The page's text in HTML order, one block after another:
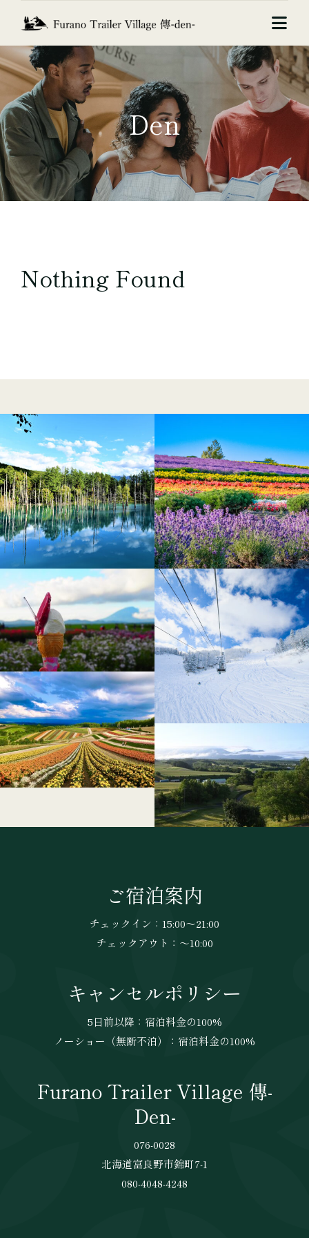
content
ホーム
Fantasia
Nostalgia
Gracia
Den
Nothing Found
ご宿泊案内
チェックイン：15:00〜21:00
チェックアウト：〜10:00
キャンセルポリシー
5日前以降：宿泊料金の100%
ノーショー（無断不泊）：宿泊料金の100%
Furano Trailer Village 傳-
Den-
076-0028
北海道富良野市錦町7-1
080-4048-4248